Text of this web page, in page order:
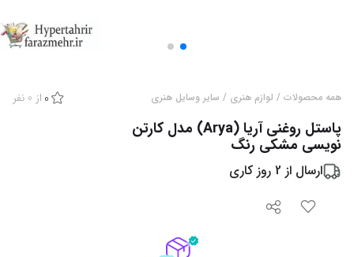
همه محصولات / لوازم هنری / سایر وسایل هنری 0 از 0 نفر
پاستل روغنی آریا (Arya) مدل کارتن
نویسی مشکی رنگ
ارسال از 2 روز کاری